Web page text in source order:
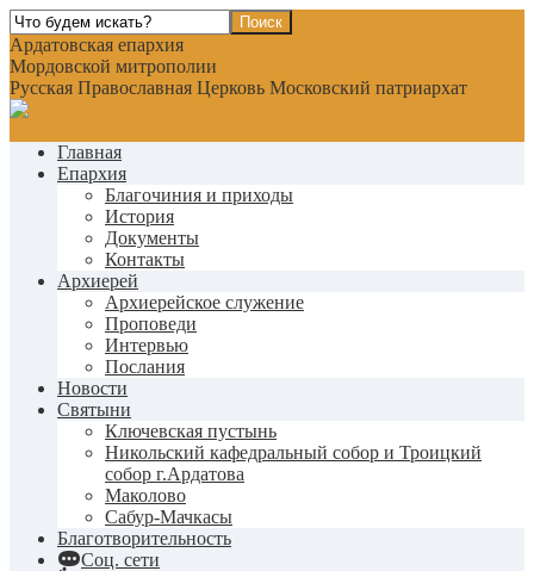
Ардатовская епархия
Мордовской митрополии
Русская Православная Церковь Московский патриархат
Главная
Епархия
Благочиния и приходы
История
Документы
Контакты
Архиерей
Архиерейское служение
Проповеди
Интервью
Послания
Новости
Святыни
Ключевская пустынь
Никольский кафедральный собор и Троицкий
собор г.Ардатова
Маколово
Сабур-Мачкасы
Благотворительность
Соц. сети